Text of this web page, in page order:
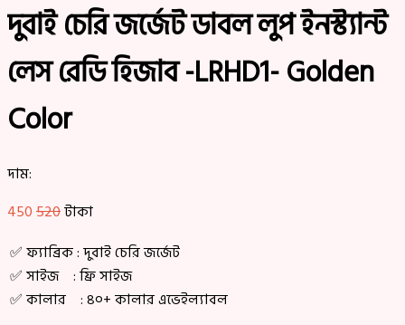
দুবাই চেরি জর্জেট ডাবল লুপ ইনস্ট্যান্ট
লেস রেডি হিজাব -LRHD1- Golden
Color
দাম:
450520টাকা
✅ ফ্যাব্রিক : দুবাই চেরি জর্জেট
✅ সাইজ : ফ্রি সাইজ
✅ কালার : ৪০+ কালার এভেইল্যাবল